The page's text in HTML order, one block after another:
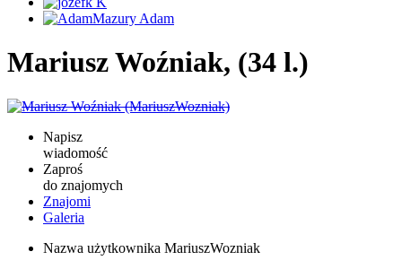
Mariusz Woźniak, (34 l.)
Napisz
wiadomość
Zaproś
do znajomych
Znajomi
Galeria
Nazwa użytkownika MariuszWozniak